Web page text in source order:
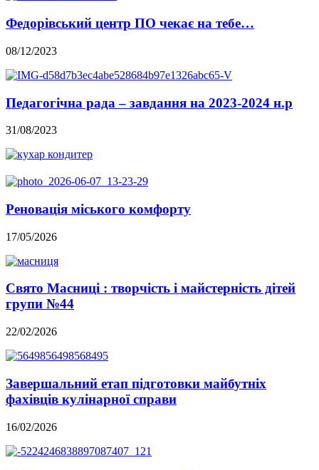
Федорівський центр ПО чекає на тебе…
08/12/2023
Педагогічна рада – завдання на 2023-2024 н.р
31/08/2023
Реновація міського комфорту
17/05/2026
Свято Масниці : творчість і майстерність дітей
групи №44
22/02/2026
Завершальний етап підготовки майбутніх
фахівців кулінарної справи
16/02/2026